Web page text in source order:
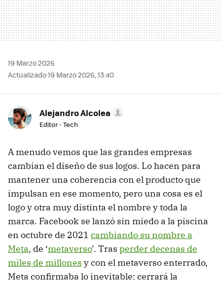
19 Marzo 2026
Actualizado 19 Marzo 2026, 13:40
Alejandro Alcolea
Editor - Tech
A menudo vemos que las grandes empresas
cambian el diseño de sus logos. Lo hacen para
mantener una coherencia con el producto que
impulsan en ese momento, pero una cosa es el
logo y otra muy distinta el nombre y toda la
marca. Facebook se lanzó sin miedo a la piscina
en octubre de 2021 cambiando su nombre a
Meta, de ‘metaverso’. Tras perder decenas de
miles de millones y con el metaverso enterrado,
Meta confirmaba lo inevitable: cerrará la